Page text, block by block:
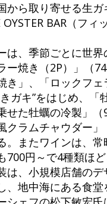
から取り寄せる生
OYSTER BAR（フ
は、季節ごとに世
ー焼き（2P）」
き」、「ロックフ
ガキ”をはじめ、
せた牡蠣の冷製」
クラムチャウダー
。またワインは、
700円～で4種類ほど
は、小規模店舗の
、地中海にある食